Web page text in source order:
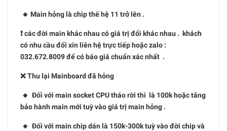
🔸 Main hỏng là chip thế hệ 11 trở lên .
❗️ các đời main khác nhau có giá trị đổi khác nhau . khách
có nhu cầu đổi xin liên hệ trực tiếp hoặc zalo :
032.672.8009 để có báo giá chuẩn xác nhất .
❌ Thu lại Mainboard đã hỏng
🔸 Đối với main socket CPU tháo rời thì là 100k hoặc tăng
bảo hành main mới tuỳ vào giá trị main hỏng .
🔸 Đối với main chip dán là 150k-300k tuỳ vào đời chip và